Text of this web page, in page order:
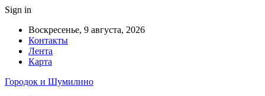
Sign in
Воскресенье, 9 августа, 2026
Контакты
Лента
Карта
Городок и Шумилино